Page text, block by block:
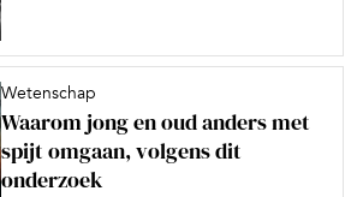
Wetenschap
Waarom jong en oud anders met
spijt omgaan, volgens dit
onderzoek